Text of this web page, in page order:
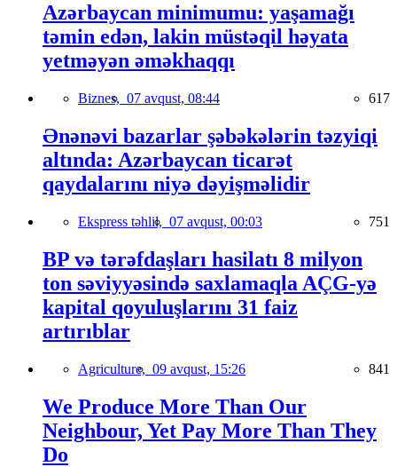
Azərbaycan minimumu: yaşamağı
təmin edən, lakin müstəqil həyata
yetməyən əməkhaqqı
Biznes, 07 avqust, 08:44 617
Ənənəvi bazarlar şəbəkələrin təzyiqi
altında: Azərbaycan ticarət
qaydalarını niyə dəyişməlidir
Ekspress təhlil, 07 avqust, 00:03 751
BP və tərəfdaşları hasilatı 8 milyon
ton səviyyəsində saxlamaqla AÇG-yə
kapital qoyuluşlarını 31 faiz
artırıblar
Agriculture, 09 avqust, 15:26 841
We Produce More Than Our
Neighbour, Yet Pay More Than They
Do